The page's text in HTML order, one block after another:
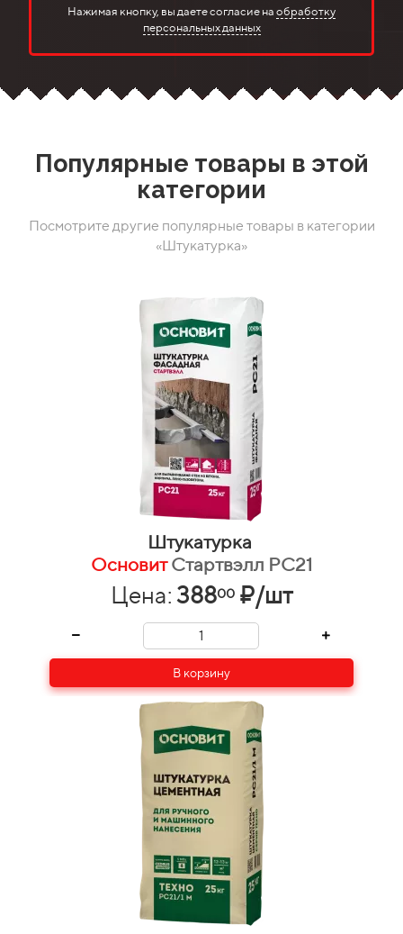
Нажимая кнопку, вы даете согласие на обработку
персональных данных
Популярные товары в этой
категории
Посмотрите другие популярные товары в категории
«Штукатурка»
Штукатурка
ОсновитСтартвэлл PC21
Цена:38800 ₽/шт
В корзину